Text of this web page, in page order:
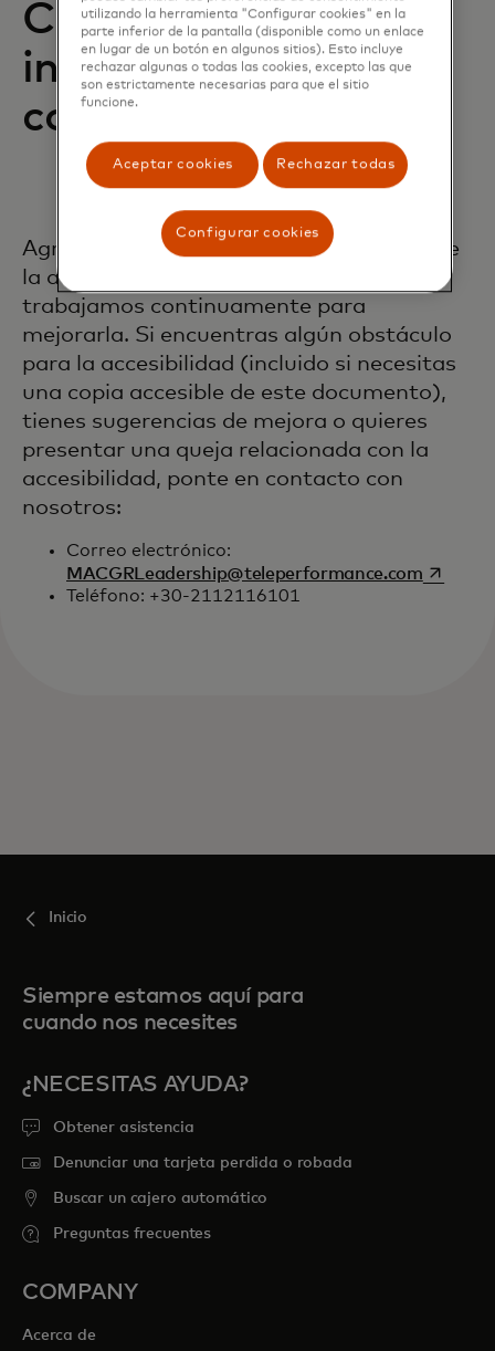
Comentarios e
información de
contacto
Agradecemos cualquier comentario sobre
la accesibilidad de nuestros servicios y
trabajamos continuamente para
mejorarla. Si encuentras algún obstáculo
para la accesibilidad (incluido si necesitas
una copia accesible de este documento),
tienes sugerencias de mejora o quieres
presentar una queja relacionada con la
accesibilidad, ponte en contacto con
nosotros:
Correo electrónico:
MACGRLeadership@teleperformance.comse abre
Teléfono: +30-2112116101
Inicio
Siempre estamos aquí para
cuando nos necesites
¿NECESITAS AYUDA?
Obtener asistencia
Denunciar una tarjeta perdida o robada
Buscar un cajero automático
Preguntas frecuentes
COMPANY
Acerca de
utilizando la herramienta "Configurar cookies" en la
parte inferior de la pantalla (disponible como un enlace
en lugar de un botón en algunos sitios). Esto incluye
rechazar algunas o todas las cookies, excepto las que
son estrictamente necesarias para que el sitio
funcione.
Aceptar cookies Rechazar todas
Configurar cookies